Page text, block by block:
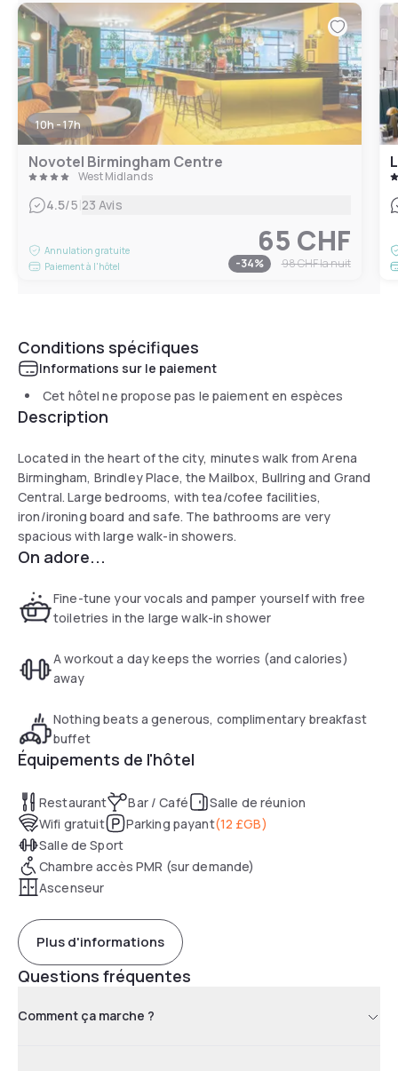
10h - 17h
Novotel Birmingham Centre
West Midlands
4.5/5|23 Avis
Annulation gratuite
Paiement à l'hôtel
65 CHF
-34% 98 CHFla nuit
Conditions spécifiques
Informations sur le paiement
Cet hôtel ne propose pas le paiement en espèces
Description
Located in the heart of the city, minutes walk from Arena
Birmingham, Brindley Place, the Mailbox, Bullring and Grand
Central. Large bedrooms, with tea/cofee facilities,
iron/ironing board and safe. The bathrooms are very
spacious with large walk-in showers.
On adore...
Fine-tune your vocals and pamper yourself with free
toiletries in the large walk-in shower
A workout a day keeps the worries (and calories)
away
Nothing beats a generous, complimentary breakfast
buffet
Équipements de l'hôtel
Restaurant Bar / Café
Salle de réunion
Wifi gratuit
Parking payant(12 £GB)
Salle de Sport
Chambre accès PMR (sur demande)
Ascenseur
Plus d'informations
Questions fréquentes
Comment ça marche ?